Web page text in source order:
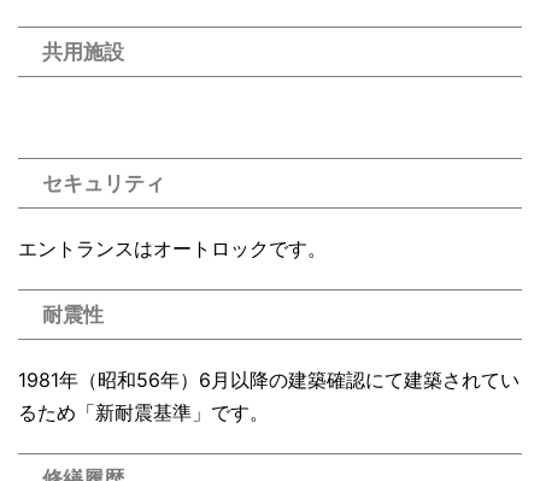
共用施設
セキュリティ
エントランスはオートロックです。
耐震性
1981年（昭和56年）6月以降の建築確認にて建築されてい
るため「新耐震基準」です。